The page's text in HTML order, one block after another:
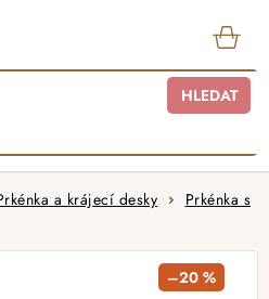
HLEDAT
a krájecí desky
Prkénka s
–20 %